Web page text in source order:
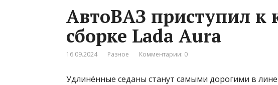
АвтоВАЗ приступил к
сборке Lada Aura
16.09.2024 Разное Комментарии: 0
Удлинённые седаны станут самыми дорогими в